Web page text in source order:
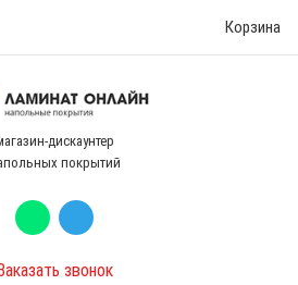
Корзина
дискаунтер
покрытий
звонок